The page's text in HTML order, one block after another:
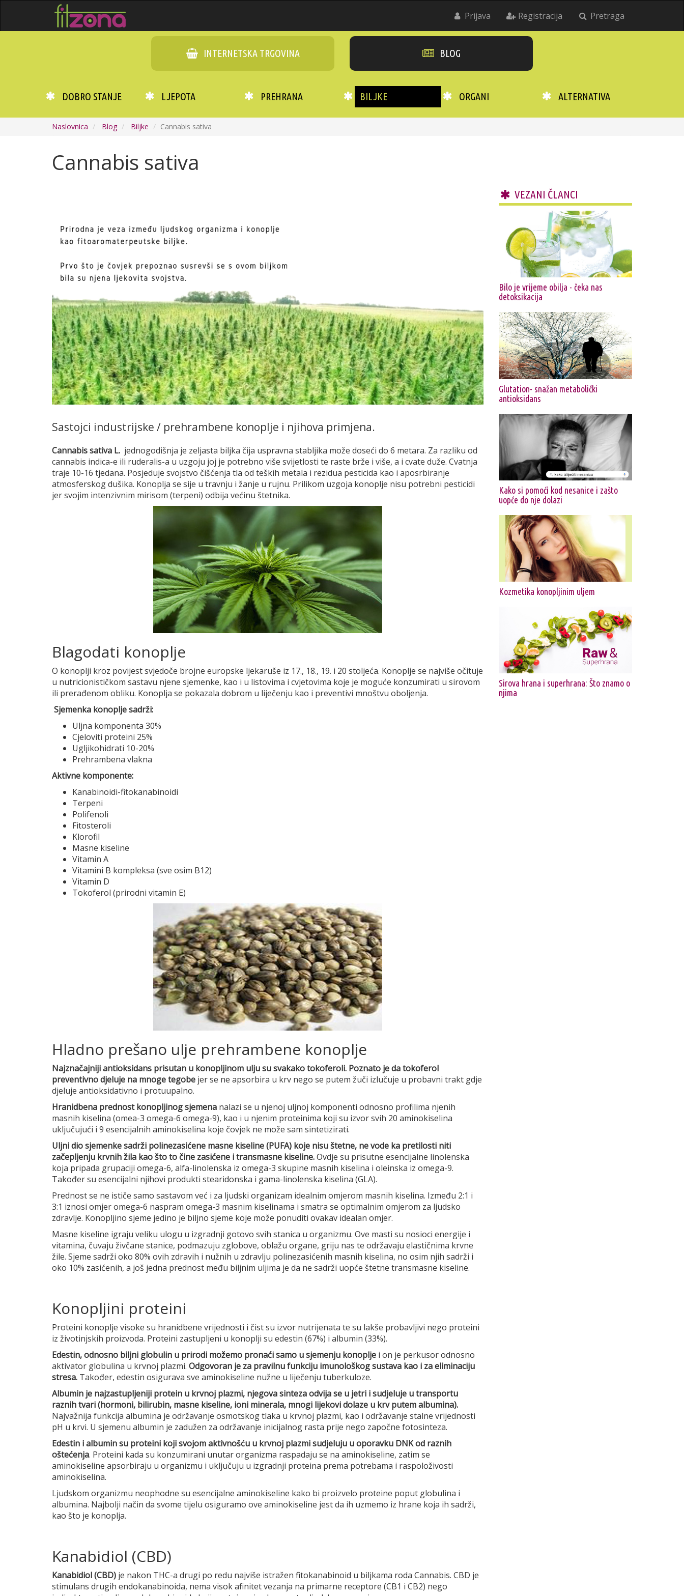
Prijava Registracija Pretraga
INTERNETSKA TRGOVINA BLOG
DOBRO STANJE LJEPOTA PREHRANA BILJKE ORGANI ALTERNATIVA
Naslovnica Blog Biljke Cannabis sativa
Cannabis sativa
Sastojci industrijske / prehrambene konoplje i njihova primjena.
Cannabis sativa L. jednogodišnja je zeljasta biljka čija uspravna stabljika može doseći do 6 metara. Za razliku od
cannabis indica-e ili ruderalis-a u uzgoju joj je potrebno više svijetlosti te raste brže i više, a i cvate duže. Cvatnja
traje 10-16 tjedana. Posjeduje svojstvo čišćenja tla od teških metala i rezidua pesticida kao i aposrbiranje
atmosferskog dušika. Konoplja se sije u travnju i žanje u rujnu. Prilikom uzgoja konoplje nisu potrebni pesticidi
jer svojim intenzivnim mirisom (terpeni) odbija većinu štetnika.
Blagodati konoplje
O konoplji kroz povijest svjedoče brojne europske ljekaruše iz 17., 18., 19. i 20 stoljeća. Konoplje se najviše očituje
u nutricionističkom sastavu njene sjemenke, kao i u listovima i cvjetovima koje je moguće konzumirati u sirovom
ili prerađenom obliku. Konoplja se pokazala dobrom u liječenju kao i preventivi mnoštvu oboljenja.
Sjemenka konoplje sadrži:
Uljna komponenta 30%
Cjeloviti proteini 25%
Ugljikohidrati 10-20%
Prehrambena vlakna
Aktivne komponente:
Kanabinoidi-fitokanabinoidi
Terpeni
Polifenoli
Fitosteroli
Klorofil
Masne kiseline
Vitamin A
Vitamini B kompleksa (sve osim B12)
Vitamin D
Tokoferol (prirodni vitamin E)
Hladno prešano ulje prehrambene konoplje
Najznačajniji antioksidans prisutan u konopljinom ulju su svakako tokoferoli. Poznato je da tokoferol
preventivno djeluje na mnoge tegobe jer se ne apsorbira u krv nego se putem žuči izlučuje u probavni trakt gdje
djeluje antioksidativno i protuupalno.
Hranidbena prednost konopljinog sjemena nalazi se u njenoj uljnoj komponenti odnosno profilima njenih
masnih kiselina (omea-3 omega-6 omega-9), kao i u njenim proteinima koji su izvor svih 20 aminokiselina
uključujući i 9 esencijalnih aminokiselina koje čovjek ne može sam sintetizirati.
Uljni dio sjemenke sadrži polinezasićene masne kiseline (PUFA) koje nisu štetne, ne vode ka pretilosti niti
začepljenju krvnih žila kao što to čine zasićene i transmasne kiseline.Ovdje su prisutne esencijalne linolenska
koja pripada grupaciji omega-6, alfa-linolenska iz omega-3 skupine masnih kiselina i oleinska iz omega-9.
Također su esencijalni njihovi produkti stearidonska i gama-linolenska kiselina (GLA).
Prednost se ne ističe samo sastavom već i za ljudski organizam idealnim omjerom masnih kiselina. Između 2:1 i
3:1 iznosi omjer omega-6 naspram omega-3 masnim kiselinama i smatra se optimalnim omjerom za ljudsko
zdravlje. Konopljino sjeme jedino je biljno sjeme koje može ponuditi ovakav idealan omjer.
Masne kiseline igraju veliku ulogu u izgradnji gotovo svih stanica u organizmu. Ove masti su nosioci energije i
vitamina, čuvaju živčane stanice, podmazuju zglobove, oblažu organe, griju nas te održavaju elastičnima krvne
žile. Sjeme sadrži oko 80% ovih zdravih i nužnih u zdravlju polinezasićenih masnih kiselina, no osim njih sadrži i
oko 10% zasićenih, a još jedna prednost među biljnim uljima je da ne sadrži uopće štetne transmasne kiseline.
Konopljini proteini
Proteini konoplje visoke su hranidbene vrijednosti i čist su izvor nutrijenata te su lakše probavljivi nego proteini
iz životinjskih proizvoda. Proteini zastupljeni u konoplji su edestin (67%) i albumin (33%).
Edestin, odnosno biljni globulin u prirodi možemo pronaći samo u sjemenju konoplje i on je perkusor odnosno
aktivator globulina u krvnoj plazmi. Odgovoran je za pravilnu funkciju imunološkog sustava kao i za eliminaciju
stresa. Također, edestin osigurava sve aminokiseline nužne u liječenju tuberkuloze.
Albumin je najzastupljeniji protein u krvnoj plazmi, njegova sinteza odvija se u jetri i sudjeluje u transportu
raznih tvari (hormoni, bilirubin, masne kiseline, ioni minerala, mnogi lijekovi dolaze u krv putem albumina).
Najvažnija funkcija albumina je održavanje osmotskog tlaka u krvnoj plazmi, kao i održavanje stalne vrijednosti
pH u krvi. U sjemenu albumin je zadužen za održavanje inicijalnog rasta prije nego započne fotosinteza.
Edestin i albumin su proteini koji svojom aktivnošću u krvnoj plazmi sudjeluju u oporavku DNK od raznih
oštećenja. Proteini kada su konzumirani unutar organizma raspadaju se na aminokiseline, zatim se
aminokiseline apsorbiraju u organizmu i uključuju u izgradnji proteina prema potrebama i raspoloživosti
aminokiselina.
Ljudskom organizmu neophodne su esencijalne aminokiseline kako bi proizvelo proteine poput globulina i
albumina. Najbolji način da svome tijelu osiguramo ove aminokiseline jest da ih uzmemo iz hrane koja ih sadrži,
kao što je konoplja.
Kanabidiol (CBD)
Kanabidiol (CBD) je nakon THC-a drugi po redu najviše istražen fitokanabinoid u biljkama roda Cannabis. CBD je
stimulans drugih endokanabinoida, nema visok afinitet vezanja na primarne receptore (CB1 i CB2) nego
VEZANI ČLANCI
Bilo je vrijeme obilja - čeka nas
detoksikacija
Glutation- snažan metabolički
antioksidans
Kako si pomoći kod nesanice i zašto
uopće do nje dolazi
Kozmetika konopljinim uljem
Sirova hrana i superhrana: Što znamo o
njima